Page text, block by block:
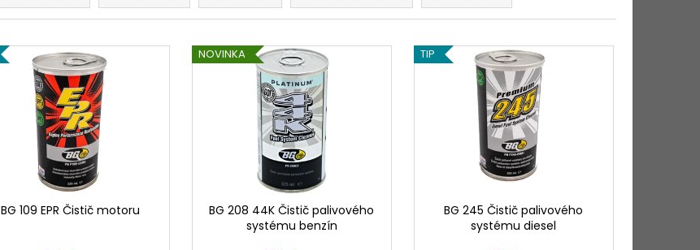
BG 109 EPR Čistič motoru
NOVINKA
BG 208 44K Čistič palivového
systému benzín
TIP
BG 245 Čistič palivového
systému diesel